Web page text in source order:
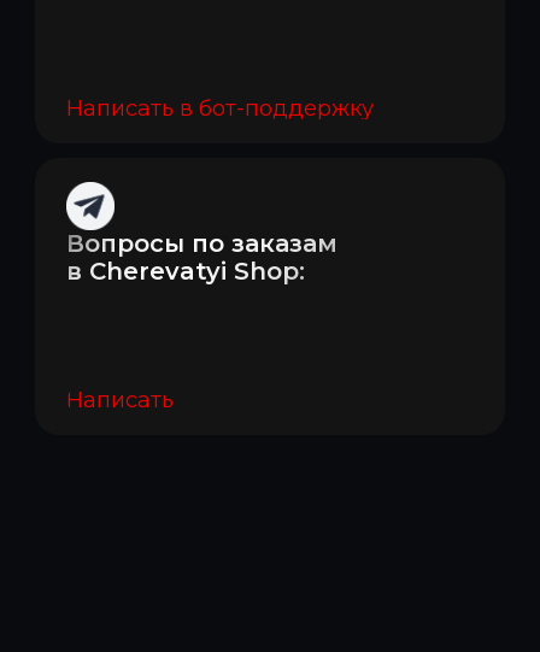
Написать в бот-поддержку
Вопросы по заказам
в Cherevatyi Shop:
Написать